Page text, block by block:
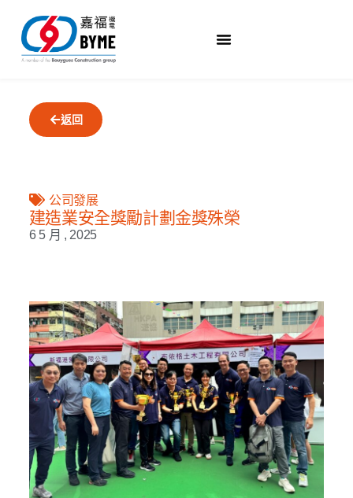
返回
公司發展
建造業安全獎勵計劃金獎殊榮
6 5 月 , 2025